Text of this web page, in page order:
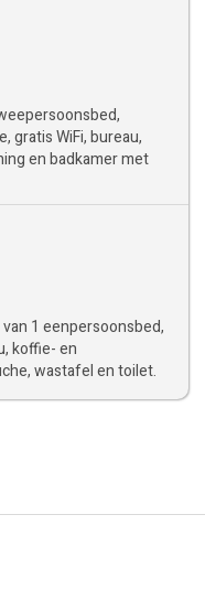
gratis WiFi, bureau,
en badkamer met
1 eenpersoonsbed,
koffie- en
wastafel en toilet.